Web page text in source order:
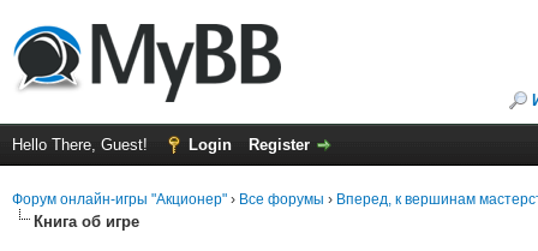
Hello There, Guest! Login Register
Форум онлайн-игры "Акционер" › Все форумы › Вперед, к вершинам
Книга об игре